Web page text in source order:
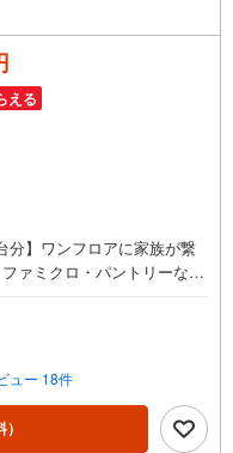
える
分】ワンフロアに家族が繋
ァミクロ・パントリーなど
耐震性に優れた性能評価
した、階段のないフラット
校 徒歩13分（992m）*美
*小牛田保育所 徒歩7分（5
ニマル小牛田店 徒歩6分（4
店 徒歩9分（680m）*ウジ
ュー 18件